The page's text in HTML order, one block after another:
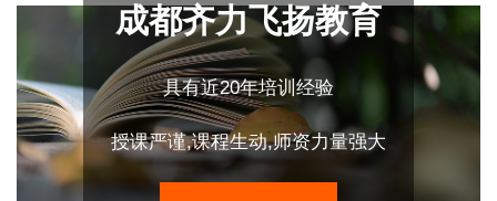
成都齐力飞扬教育
具有近20年培训经验
授课严谨,课程生动,师资力量强大